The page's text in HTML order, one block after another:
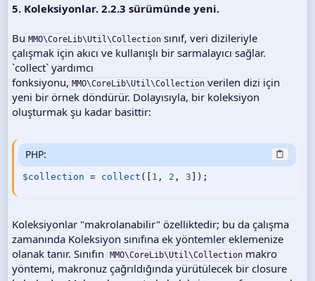
5. Koleksiyonlar. 2.2.3 sürümünde yeni.
Bu MMO\CoreLib\Util\Collection sınıf, veri dizileriyle
çalışmak için akıcı ve kullanışlı bir sarmalayıcı sağlar.
`collect` yardımcı
fonksiyonu, MMO\CoreLib\Util\Collection verilen dizi için
yeni bir örnek döndürür. Dolayısıyla, bir koleksiyon
oluşturmak şu kadar basittir:
PHP:
$collection = collect ( 1 , 2 , 3 ) ;
Koleksiyonlar "makrolanabilir" özelliktedir; bu da çalışma
zamanında Koleksiyon sınıfına ek yöntemler eklemenize
olanak tanır. Sınıfın
MMO\CoreLib\Util\Collection makro
yöntemi, makronuz çağrıldığında yürütülecek bir closure